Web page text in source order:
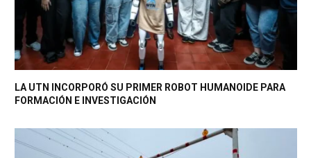
LA UTN INCORPORÓ SU PRIMER ROBOT HUMANOIDE PARA
FORMACIÓN E INVESTIGACIÓN